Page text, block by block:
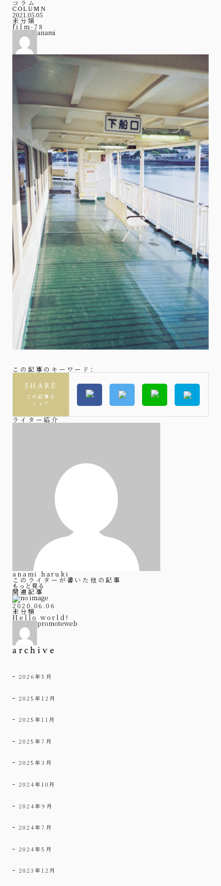
コラム
COLUMN
2021.05.05
未分類
film-78
anami
この記事のキーワード：
SHARE
この記事を
シェア
ライター紹介
anami haruki
このライターが書いた他の記事
もっと見る
関連記事
2020.06.06
未分類
Hello world!
promoteweb
archive
2026年5月
2025年12月
2025年11月
2025年7月
2025年3月
2024年10月
2024年9月
2024年7月
2024年5月
2023年12月